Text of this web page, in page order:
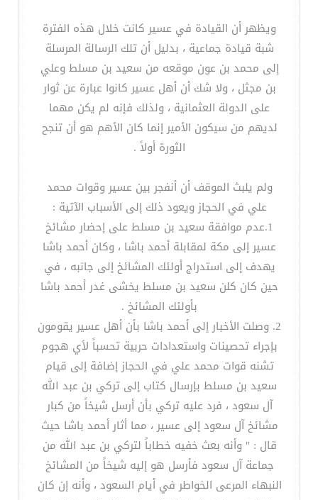
ويظهر أن القيادة في عسير كانت خلال هذه الفترة
شبة قيادة جماعية ، بدليل أن تلك الرسالة المرسلة
إلى محمد بن عون موقعه من سعيد بن مسلط وعلي
بن مجثل ، ولا شك أن أهل عسير كانوا عبارة عن ثوار
على الدولة العثمانية ، ولذلك فإنه لم يكن مهما
لديهم من سيكون الأمير إنما كان الأهم هو أن تنجح
الثورة أولاً .
ولم يلبث الموقف أن أنفجر بين عسير وقوات محمد
علي في الحجاز ويعود ذلك إلى الأسباب الآتية :
1.عدم موافقة سعيد بن مسلط على إحضار مشائخ
عسير إلى مكة لمقابلة أحمد باشا ، وكان أحمد باشا
يهدف إلى استدراج أولئك المشائخ إلى جانبه ، في
حين كان كلن سعيد بن مسلط يخشى غدر أحمد باشا
بأولئك المشائخ .
2. وصلت الأخبار إلى أحمد باشا بأن أهل عسير يقومون
بإجراء تحصينات واستعدادات حربية تحسباً لأي هجوم
تشنه قوات محمد علي في الحجاز إضافة إلى قيام
سعيد بن مسلط بإرسال كتاب إلى تركي بن عبد الله
آل سعود ، فرد عليه تركي بأن أرسل شيخاً من كبار
مشائخ آل سعود إلى عسير ، مما أثار أحمد باشا حيث
قال : " وأنه بعث خفيه خطاباً لتركي بن عبد الله من
جماعة آل سعود فأرسل هو إليه شيخاً من المشائخ
النبهاء المرعى الخواطر في أيام السعود ، وأنه إن كان